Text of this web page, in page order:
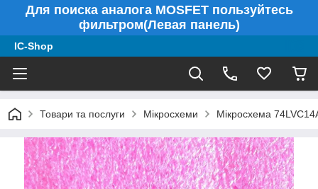
Для поиска аналога MOSFET пользуйтесь
фильтром(Левая панель)
IC-Shop
Товари та послуги Мікросхеми Мікросхема